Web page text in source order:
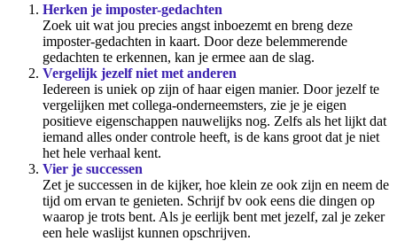
Herken je imposter-gedachten
Zoek uit wat jou precies angst inboezemt en breng deze
imposter-gedachten in kaart. Door deze belemmerende
gedachten te erkennen, kan je ermee aan de slag.
Vergelijk jezelf niet met anderen
Iedereen is uniek op zijn of haar eigen manier. Door jezelf te
vergelijken met collega-onderneemsters, zie je je eigen
positieve eigenschappen nauwelijks nog. Zelfs als het lijkt dat
iemand alles onder controle heeft, is de kans groot dat je niet
het hele verhaal kent.
Vier je successen
Zet je successen in de kijker, hoe klein ze ook zijn en neem de
tijd om ervan te genieten. Schrijf bv ook eens die dingen op
waarop je trots bent. Als je eerlijk bent met jezelf, zal je zeker
een hele waslijst kunnen opschrijven.